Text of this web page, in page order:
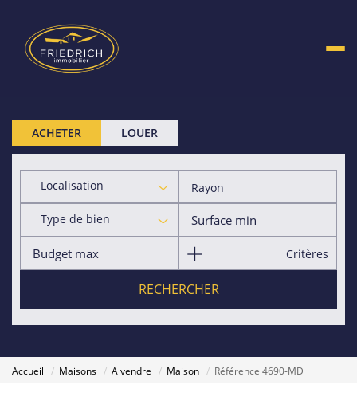
ACHETER LOUER
Localisation Rayon
Type de bien
Critères
RECHERCHER
Accueil Maisons A vendre Maison Référence 4690-MD